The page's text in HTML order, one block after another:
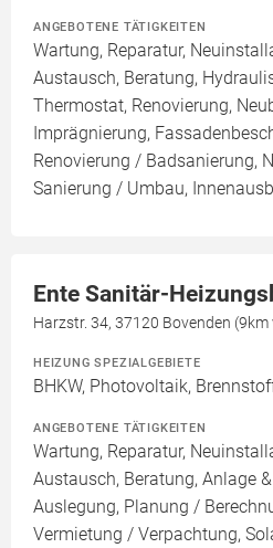
ANGEBOTENE TÄTIGKEITEN
Wartung, Reparatur,
Austausch, Beratung,
Thermostat, Renovierung,
Imprägnierung,
Renovierung / Badsanierung,
Sanierung / Umbau,
Ente Sanitär-
Harzstr. 34, 37120 Bovenden
HEIZUNG SPEZIALGEBIETE
BHKW, Photovoltaik,
ANGEBOTENE TÄTIGKEITEN
Wartung, Reparatur,
Austausch, Beratung, Anlage
Auslegung, Planung /
Vermietung / Verpachtung,